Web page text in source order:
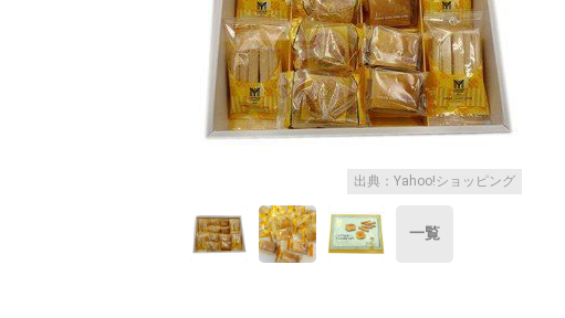
出典：Yahoo!ショッピング
一覧